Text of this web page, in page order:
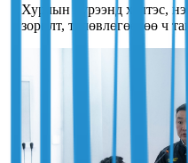
Хурлын хүрээнд хэлтэс,
зорилт, төлөвлөгөөг өө ч